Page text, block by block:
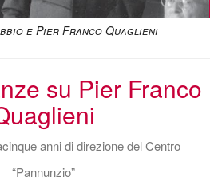
e Pier Franco Quaglieni
su Pier Franco
anni di direzione del Centro
“Pannunzio”